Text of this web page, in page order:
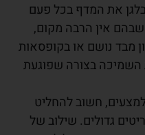
את המדף בכל פעם
אין הרבה מקום,
נושם או בקופסאות
השמיכה בצורה שפוגעת
חשוב להחליט
גדולים. שילוב של